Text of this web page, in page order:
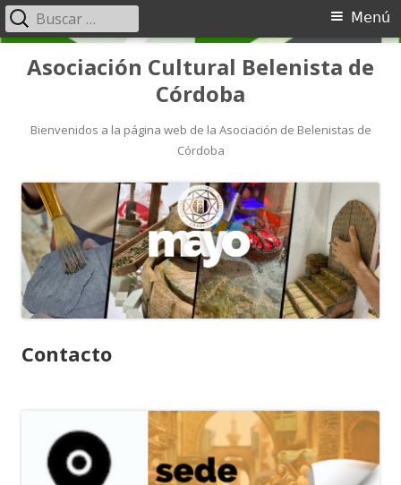
Asociación Cultural Belenista de
Córdoba
Bienvenidos a la página web de la Asociación de Belenistas de
Córdoba
Menú
Contacto